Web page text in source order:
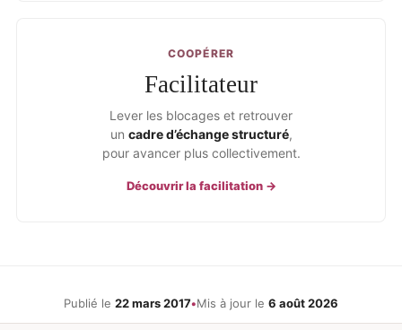
COOPÉRER
Facilitateur
Lever les blocages et retrouver
un cadre d’échange structuré,
pour avancer plus collectivement.
Découvrir la facilitation →
Publié le 22 mars 2017•Mis à jour le 6 août 2026